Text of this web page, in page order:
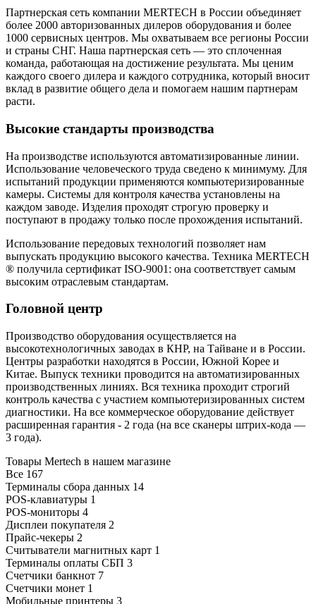
Партнерская сеть компании MERTECH в России объединяет
более 2000 авторизованных дилеров оборудования и более
1000 сервисных центров. Мы охватываем все регионы России
и страны СНГ. Наша партнерская сеть — это сплоченная
команда, работающая на достижение результата. Мы ценим
каждого своего дилера и каждого сотрудника, который вносит
вклад в развитие общего дела и помогаем нашим партнерам
расти.
Высокие стандарты производства
На производстве используются автоматизированные линии.
Использование человеческого труда сведено к минимуму. Для
испытаний продукции применяются компьютеризированные
камеры. Системы для контроля качества установлены на
каждом заводе. Изделия проходят строгую проверку и
поступают в продажу только после прохождения испытаний.
Использование передовых технологий позволяет нам
выпускать продукцию высокого качества. Техника MERTECH
® получила сертификат ISO-9001: она соответствует самым
высоким отраслевым стандартам.
Головной центр
Производство оборудования осуществляется на
высокотехнологичных заводах в КНР, на Тайване и в России.
Центры разработки находятся в России, Южной Корее и
Китае. Выпуск техники проводится на автоматизированных
производственных линиях. Вся техника проходит строгий
контроль качества с участием компьютеризированных систем
диагностики. На все коммерческое оборудование действует
расширенная гарантия - 2 года (на все сканеры штрих-кода —
3 года).
Товары Mertech в нашем магазине
Все 167
Терминалы сбора данных 14
POS-клавиатуры 1
POS-мониторы 4
Дисплеи покупателя 2
Прайс-чекеры 2
Считыватели магнитных карт 1
Терминалы оплаты СБП 3
Счетчики банкнот 7
Счетчики монет 1
Мобильные принтеры 3